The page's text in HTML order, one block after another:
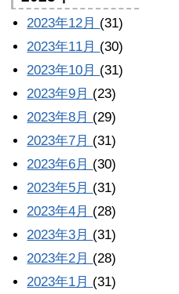
2023年12月 (31)
2023年11月 (30)
2023年10月 (31)
2023年9月 (23)
2023年8月 (29)
2023年7月 (31)
2023年6月 (30)
2023年5月 (31)
2023年4月 (28)
2023年3月 (31)
2023年2月 (28)
2023年1月 (31)